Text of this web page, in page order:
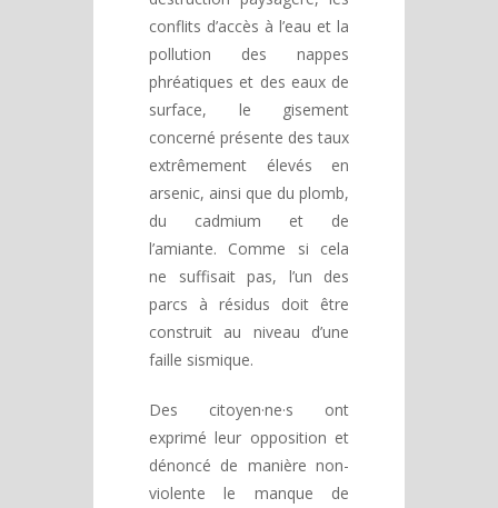
conflits d’accès à l’eau et la
pollution des nappes
phréatiques et des eaux de
surface, le gisement
concerné présente des taux
extrêmement élevés en
arsenic, ainsi que du plomb,
du cadmium et de
l’amiante. Comme si cela
ne suffisait pas, l’un des
parcs à résidus doit être
construit au niveau d’une
faille sismique.
Des citoyen·ne·s ont
exprimé leur opposition et
dénoncé de manière non-
violente le manque de